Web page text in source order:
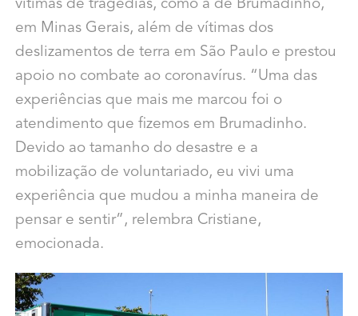
vítimas de tragédias, como a de Brumadinho,
em Minas Gerais, além de vítimas dos
deslizamentos de terra em São Paulo e prestou
apoio no combate ao coronavírus. “Uma das
experiências que mais me marcou foi o
atendimento que fizemos em Brumadinho.
Devido ao tamanho do desastre e a
mobilização de voluntariado, eu vivi uma
experiência que mudou a minha maneira de
pensar e sentir”, relembra Cristiane,
emocionada.